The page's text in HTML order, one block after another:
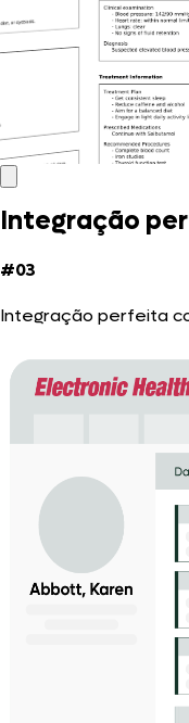
Integração
#03
Integração perfeita